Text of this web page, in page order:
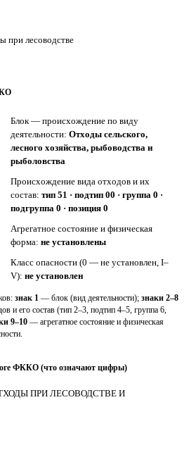
при лесоводстве
Блок — происхождение по виду
деятельности: Отходы сельского,
лесного хозяйства, рыбоводства и
рыболовства
Происхождение вида отходов и их
состав: тип 51 · подтип 00 · группа 0 ·
подгруппа 0 · позиция 0
Агрегатное состояние и физическая
форма: не установлены
Класс опасности (0 — не установлен, I–
V): не установлен
знак 1 — блок (вид деятельности); знаки 2–8
и его состав (тип 2–3, подтип 4–5, группа 6,
9–10 — агрегатное состояние и физическая
ФККО (что означают цифры)
ПРИ ЛЕСОВОДСТВЕ И